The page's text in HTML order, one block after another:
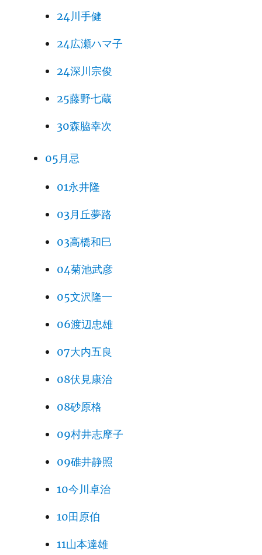
24川手健
24広瀬ハマ子
24深川宗俊
25藤野七蔵
30森脇幸次
05月忌
01永井隆
03月丘夢路
03高橋和巳
04菊池武彦
05文沢隆一
06渡辺忠雄
07大内五良
08伏見康治
08砂原格
09村井志摩子
09碓井静照
10今川卓治
10田原伯
11山本達雄